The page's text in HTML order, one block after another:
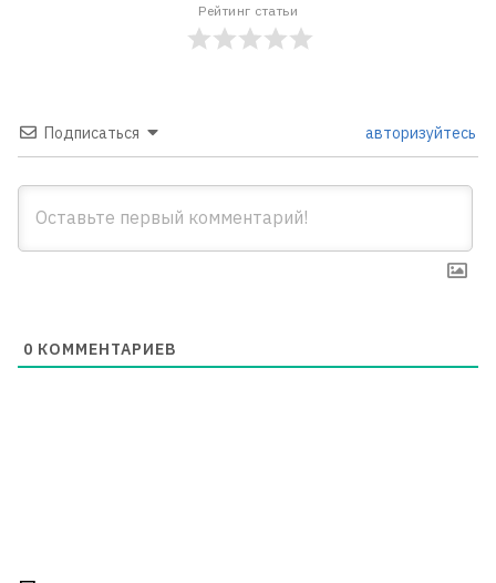
Рейтинг статьи
Подписаться авторизуйтесь
0 КОММЕНТАРИЕВ